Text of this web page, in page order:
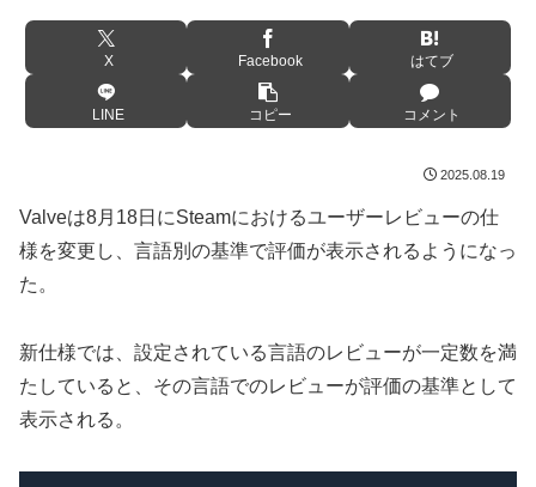
X Facebook はてブ
LINE コピー コメント
2025.08.19
Valveは8月18日にSteamにおけるユーザーレビューの仕
様を変更し、言語別の基準で評価が表示されるようになっ
た。
新仕様では、設定されている言語のレビューが一定数を満
たしていると、その言語でのレビューが評価の基準として
表示される。